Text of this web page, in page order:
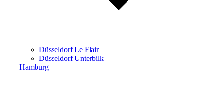
Düsseldorf Le Flair
Düsseldorf Unterbilk
Hamburg